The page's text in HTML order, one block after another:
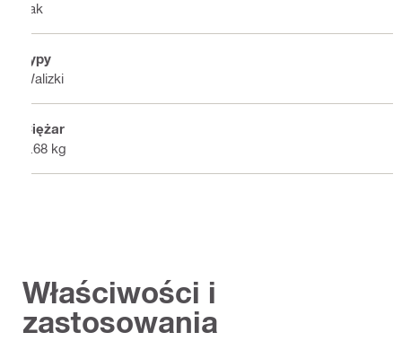
Tak
Typy
Walizki
Ciężar
3.68 kg
Właściwości i
zastosowania